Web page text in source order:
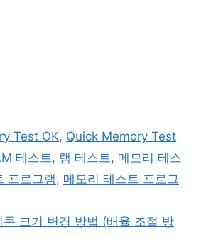
Test OK, Quick Memory Test
테스트 , 램 테스트 , 메모리 테스
프로그램 , 메모리 테스트 프로그
콘 크기 변경 방법 (배율 조절 방